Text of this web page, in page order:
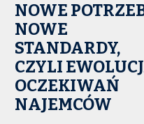
NOWE
NOWE
STANDARDY,
CZYLI
OCZEKIWAŃ
NAJEMCÓW